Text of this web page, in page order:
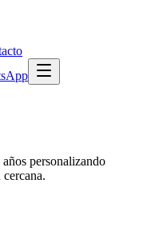
personalizando